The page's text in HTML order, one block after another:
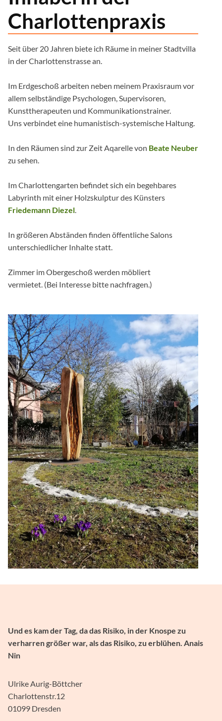
Charlottenpraxis
Seit über 20 Jahren biete ich Räume in meiner Stadtvilla
in der Charlottenstrasse an.
Im Erdgeschoß arbeiten neben meinem Praxisraum vor
allem selbständige Psychologen, Supervisoren,
Kunsttherapeuten und Kommunikationstrainer.
Uns verbindet eine humanistisch-systemische Haltung.
In den Räumen sind zur Zeit Aqarelle von Beate Neuber
zu sehen.
Im Charlottengarten befindet sich ein begehbares
Labyrinth mit einer Holzskulptur des Künsters
Friedemann Diezel
In größeren Abständen finden öffentliche Salons
unterschiedlicher Inhalte statt.
Zimmer im Obergeschoß werden möbliert
vermietet. (Bei Interesse bitte nachfragen.)
Und es kam der Tag, da das Risiko, in der Knospe zu
verharren größer war, als das Risiko, zu erblühen. Anais
Nin
Ulrike Aurig-Böttcher
Charlottenstr.12
01099 Dresden